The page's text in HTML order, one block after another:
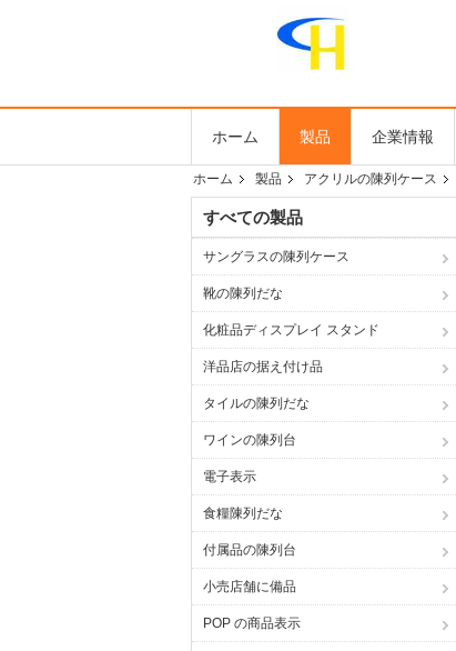
ホーム 製品 企業情報
ホーム 製品 アクリルの陳列ケース
すべての製品
サングラスの陳列ケース
靴の陳列だな
化粧品ディスプレイ スタンド
洋品店の据え付け品
タイルの陳列だな
ワインの陳列台
電子表示
食糧陳列だな
付属品の陳列台
小売店舗に備品
POP の商品表示